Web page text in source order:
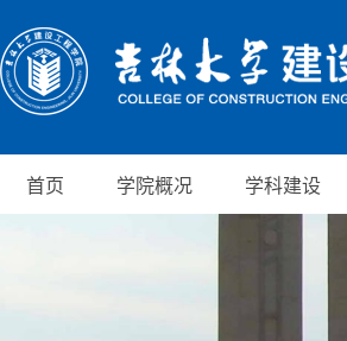
首页 学院概况 学科建设